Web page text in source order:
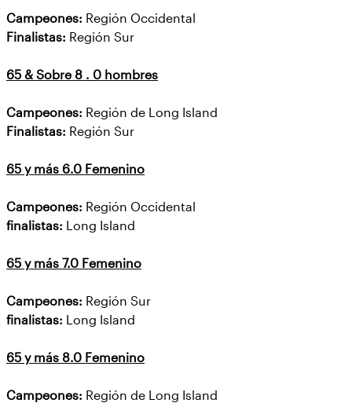
Campeones: Región Occidental
Finalistas: Región Sur
65 & Sobre 8 . 0 hombres
Campeones: Región de Long Island
Finalistas: Región Sur
65 y más 6.0 Femenino
Campeones: Región Occidental
finalistas:
Long Island
65 y más 7.0 Femenino
Campeones: Región Sur
finalistas:
Long Island
65 y más 8.0 Femenino
Campeones: Región de Long Island